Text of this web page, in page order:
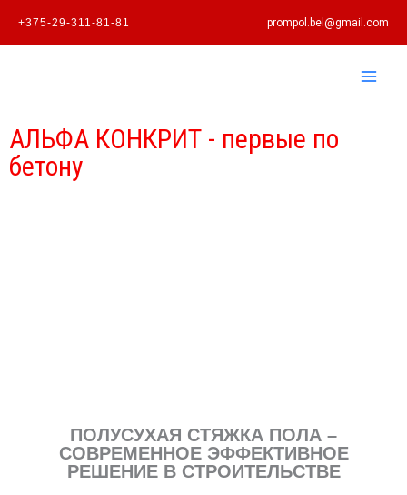
+375-29-311-81-81 prompol.bel@gmail.com
АЛЬФА КОНКРИТ - первые по
бетону
ПОЛУСУХАЯ СТЯЖКА ПОЛА –
СОВРЕМЕННОЕ ЭФФЕКТИВНОЕ
РЕШЕНИЕ В СТРОИТЕЛЬСТВЕ